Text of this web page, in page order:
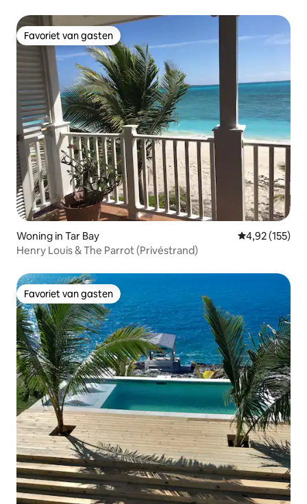
Favoriet van gasten
Favoriet van gasten
Woning in Tar Bay Gemiddelde
4,92 (155)
Henry Louis & The Parrot (Privéstrand)
Favoriet van gasten
Favoriet van gasten